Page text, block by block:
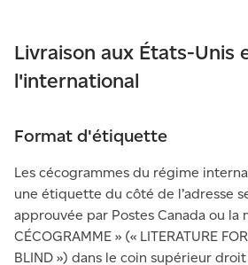
Livraison aux États-Unis
l'international
Format d'étiquette
Les cécogrammes du régime
une étiquette du côté de l’adresse
approuvée par Postes Canada ou la
CÉCOGRAMME » (« LITERATURE
BLIND ») dans le coin supérieur